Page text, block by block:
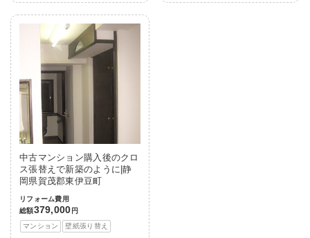
中古マンション購入後のクロ
ス張替えで新築のように|静
岡県賀茂郡東伊豆町
リフォーム費用
総額379,000 円
マンション
壁紙張り替え